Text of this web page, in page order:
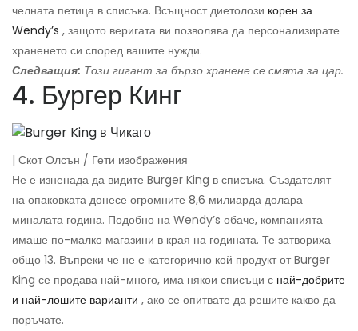
челната петица в списъка. Всъщност диетолози корен за
Wendy’s , защото веригата ви позволява да персонализирате
храненето си според вашите нужди.
Следващия: Този гигант за бързо хранене се смята за цар.
4. Бургер Кинг
| Скот Олсън / Гети изображения
Не е изненада да видите Burger King в списъка. Създателят
на опаковката донесе огромните 8,6 милиарда долара
миналата година. Подобно на Wendy’s обаче, компанията
имаше по-малко магазини в края на годината. Те затвориха
общо 13. Въпреки че не е категорично кой продукт от Burger
King се продава най-много, има някои списъци с най-добрите
и най-лошите варианти , ако се опитвате да решите какво да
поръчате.